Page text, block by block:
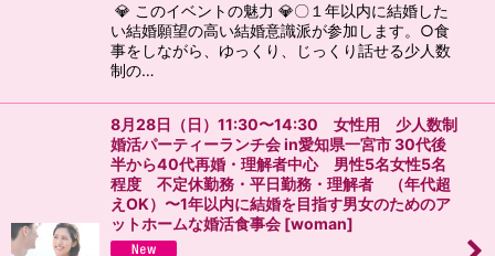
💎 このイベントの魅力 💎〇１年以内に結婚した
い結婚願望の高い結婚意識派が参加します。○食
事をしながら、ゆっくり、じっくり話せる少人数
制の…
8月28日（日）11:30〜14:30 女性用 少人数制
婚活パーティーランチ会 in愛知県一宮市 30代後
半から40代再婚・理解者中心 男性5名女性5名
程度 不定休勤務・平日勤務・理解者 （年代超
えOK）〜1年以内に結婚を目指す男女のためのア
ットホームな婚活食事会 [woman]